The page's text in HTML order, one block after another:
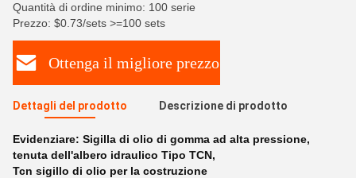
Quantità di ordine minimo: 100 serie
Prezzo: $0.73/sets >=100 sets
Ottenga il migliore prezzo
Dettagli del prodotto Descrizione di prodotto
Evidenziare: Sigilla di olio di gomma ad alta pressione,
tenuta dell'albero idraulico Tipo TCN,
Tcn sigillo di olio per la costruzione